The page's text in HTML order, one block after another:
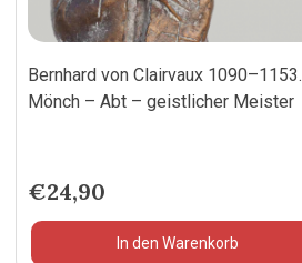
Bernhard von Clairvaux 1090–1153.
Mönch – Abt – geistlicher Meister
€24,90
In den Warenkorb